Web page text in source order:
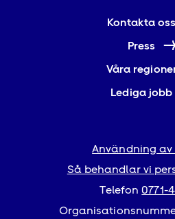
Kontakta oss
Press
Våra
Lediga jobb
Användning av
Så behandlar vi
Telefon0771-